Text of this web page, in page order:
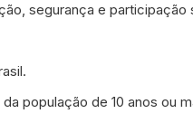
segurança e participação
população de 10 anos ou